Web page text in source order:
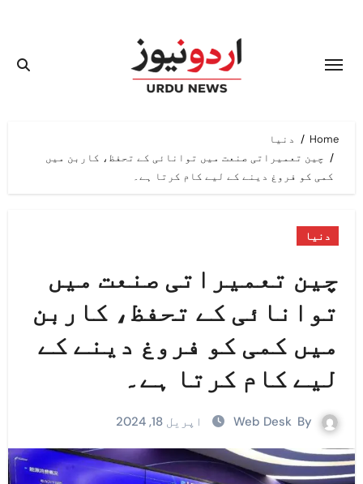
content
Home
دنیا
چین تعمیراتی صنعت میں توانائی کے تحفظ، کاربن میں
کمی کو فروغ دینے کے لیے کام کرتا ہے۔
دنیا
چین تعمیراتی صنعت میں
توانائی کے تحفظ، کاربن
میں کمی کو فروغ دینے کے
لیے کام کرتا ہے۔
Web Desk اپریل 18, 2024